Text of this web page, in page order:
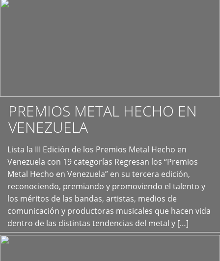
PREMIOS METAL HECHO EN
VENEZUELA
Lista la III Edición de los Premios Metal Hecho en
Venezuela con 19 categorías Regresan los “Premios
Metal Hecho en Venezuela” en su tercera edición,
reconociendo, premiando y promoviendo el talento y
los méritos de las bandas, artistas, medios de
comunicación y productoras musicales que hacen vida
dentro de las distintas tendencias del metal y […]
+